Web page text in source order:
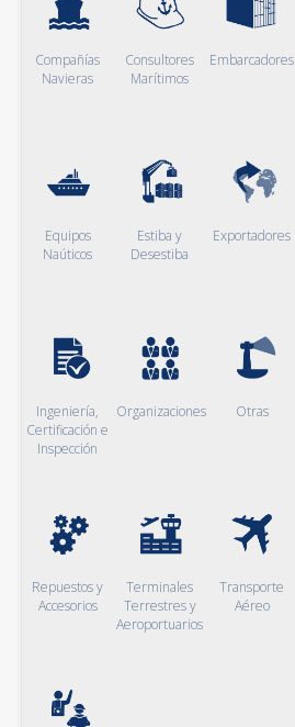
Compañías
Navieras
Consultores
Marítimos
Embarcadores
Equipos
Naúticos
Estiba y
Desestiba
Exportadores
Ingeniería,
Certificación e
Inspección
Organizaciones Otras
Repuestos y
Accesorios
Terminales
Terrestres y
Aeroportuarios
Transporte
Aéreo